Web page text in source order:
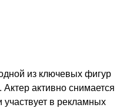
из ключевых фигур
активно снимается
участвует в рекламных